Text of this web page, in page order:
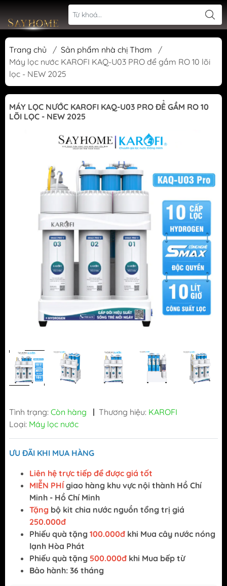
Trang chủ / Sản phẩm nhà chị Thơm
/
Máy lọc nước KAROFI KAQ-U03 PRO để gầm RO 10 lõi
lọc - NEW 2025
MÁY LỌC NƯỚC KAROFI KAQ-U03 PRO ĐỂ GẦM RO 10
LÕI LỌC - NEW 2025
Tình trạng: Còn hàng | Thương hiệu: KAROFI
Loại: Máy lọc nước
ƯU ĐÃI KHI MUA HÀNG
Liên hệ trực tiếp để được giá tốt
MIỄN PHÍ giao hàng khu vực nội thành Hồ Chí
Minh - Hồ Chí Minh
Tặng bộ kit chia nước nguồn tổng trị giá
250.000đ
Phiếu quà tặng 100.000đ khi Mua cây nước nóng
lạnh Hòa Phát
Phiếu quà tặng 500.000đ khi Mua bếp từ
Bảo hành: 36 tháng